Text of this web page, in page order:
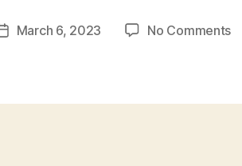
PostMarch 6, 2023 No Commentson